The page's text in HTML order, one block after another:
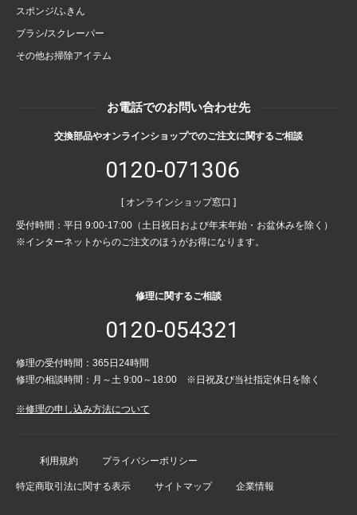
スポンジ/ふきん
ブラシ/スクレーパー
その他お掃除アイテム
お電話でのお問い合わせ先
交換部品やオンラインショップでのご注文に関するご相談
0120-071306
[ オンラインショップ窓口 ]
受付時間：平日 9:00-17:00（土日祝日および年末年始・お盆休みを除く）
※インターネットからのご注文のほうがお得になります。
修理に関するご相談
0120-054321
修理の受付時間：365日24時間
修理の相談時間：月～土 9:00～18:00 ※日祝及び当社指定休日を除く
※修理の申し込み方法について
利用規約 プライバシーポリシー
特定商取引法に関する表示 サイトマップ 企業情報